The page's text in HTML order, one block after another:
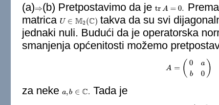
(a)⇒
⇒ (b) Pretpostavimo da je tr A = 0.
trA=0.
matrica U ∈ M2 (C)
U∈M 2(C)
takva da su svi
jednaki nuli. Budući da je operatorska
smanjenja općenitosti možemo
A = ( 0
b
a
0 )
A =(
za neke a,b ∈ C.
a,b∈C . Tada je